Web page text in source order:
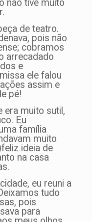
não tive muito
de teatro.
pois não
cobramos
arrecadado
e
ele falou
assim e
pé!
era muito sutil,
Eu
família
muito
ideia de
na casa
eu reuni a
tudo
pois
para